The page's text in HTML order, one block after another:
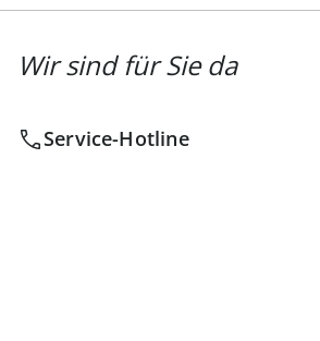
Wir sind für Sie da
Service-Hotline